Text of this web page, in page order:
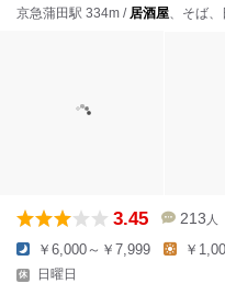
京急蒲田駅 334m / 居酒屋、そば
3.45 213 人
￥6,000～￥7,999 ￥
日曜日